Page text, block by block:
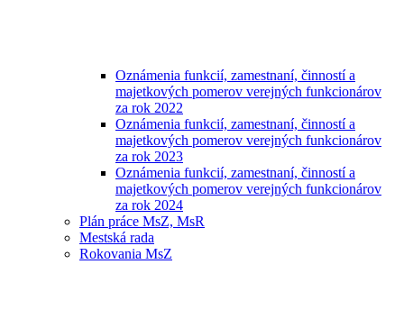
Oznámenia funkcií, zamestnaní, činností a
majetkových pomerov verejných funkcionárov
za rok 2022
Oznámenia funkcií, zamestnaní, činností a
majetkových pomerov verejných funkcionárov
za rok 2023
Oznámenia funkcií, zamestnaní, činností a
majetkových pomerov verejných funkcionárov
za rok 2024
Plán práce MsZ, MsR
Mestská rada
Rokovania MsZ